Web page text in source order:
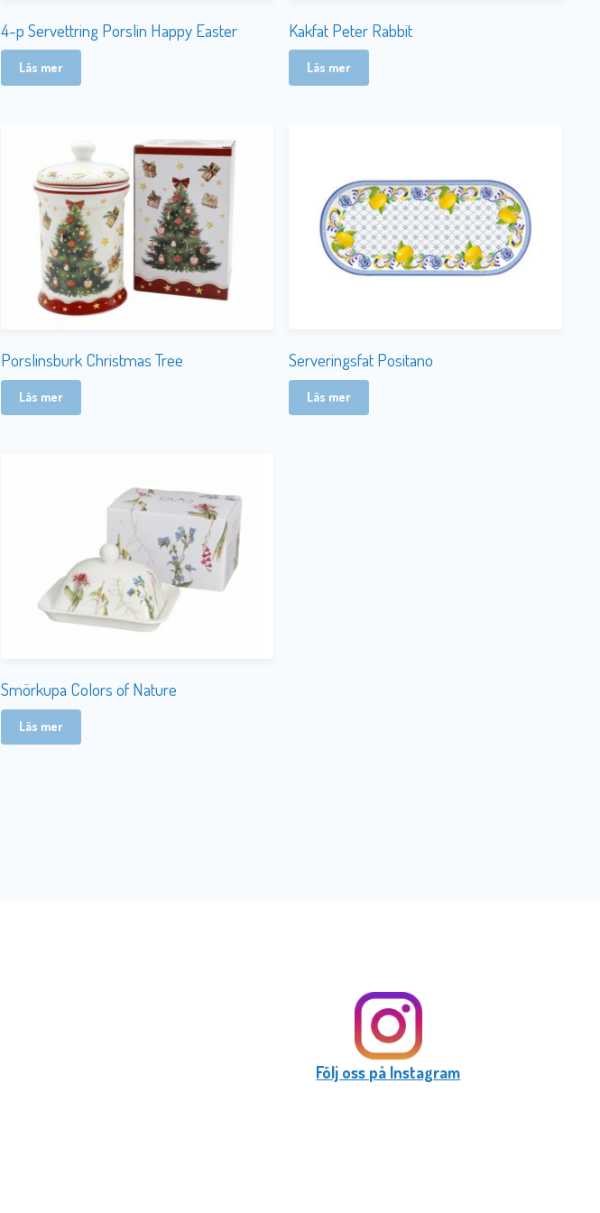
4-p Servettring Porslin Happy Easter
Läs mer
Kakfat Peter Rabbit
Läs mer
Porslinsburk Christmas Tree
Läs mer
Serveringsfat Positano
Läs mer
Smörkupa Colors of Nature
Läs mer
Följ oss på Instagram